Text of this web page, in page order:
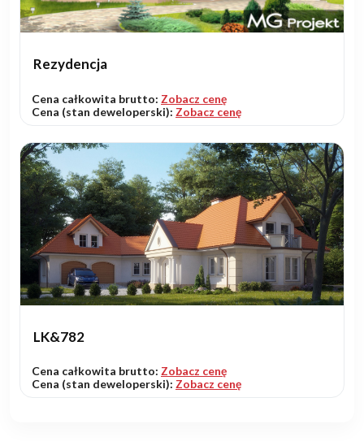
Rezydencja
Cena całkowita brutto: Zobacz cenę
Cena (stan deweloperski): Zobacz cenę
LK&782
Cena całkowita brutto: Zobacz cenę
Cena (stan deweloperski): Zobacz cenę